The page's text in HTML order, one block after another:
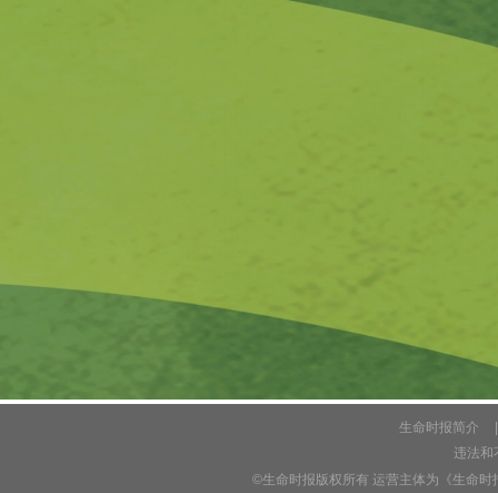
生命时报简介
违法和
©生命时报版权所有 运营主体为《生命